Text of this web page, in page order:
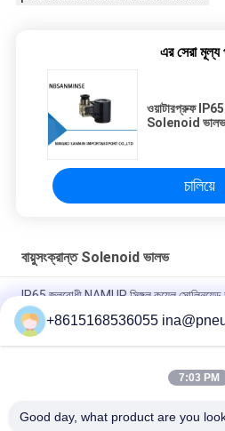
এর সেরা মূল্য
ওয়াটারপ্রুফ
Solenoid ভালভ
চালিয়ে
বায়ুসংক্রান্ত Solenoid ভালভ
IP65 জলরোধী NAMUR সিঙ্গল কয়েল
PUR সিল
FV-L10 ইন-লাইন ৫-ওয়ে নিউম্যাটিক
DOOS লিড - টাইপ সিরিজ সলিনয়েড ভালভ
+8615168536055
7:03 PM
Good day, what product are you